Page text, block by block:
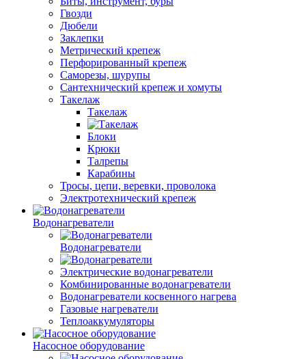
Гвозди
Дюбели
Заклепки
Метрический крепеж
Перфорированный крепеж
Саморезы, шурупы
Сантехнический крепеж и хомуты
Такелаж
Такелаж
Блоки
Крюки
Талрепы
Карабины
Тросы, цепи, веревки, проволока
Электротехнический крепеж
Водонагреватели
Водонагреватели
Электрические водонагреватели
Комбинированные водонагреватели
Водонагреватели косвенного нагрева
Газовые нагреватели
Теплоаккумуляторы
Насосное оборудование